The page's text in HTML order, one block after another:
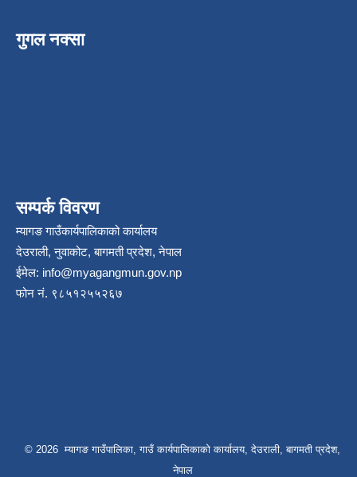
गुगल नक्सा
सम्पर्क विवरण
म्यागङ गाउँकार्यपालिकाको कार्यालय
देउराली, नुवाकोट, बागमती प्रदेश, नेपाल
ईमेल: info@myagangmun.gov.np
फोन नं. ९८५१२५५२६७
© 2026 म्यागङ गाउँपालिका, गाउँ कार्यपालिकाको कार्यालय, देउराली, बागमती प्रदेश,
नेपाल